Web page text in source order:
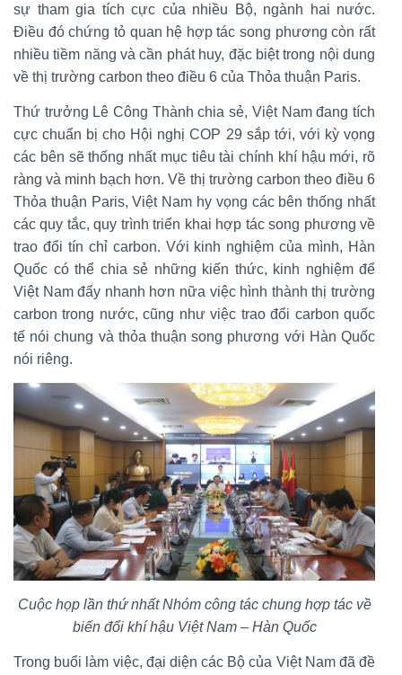
sự tham gia tích cực của nhiều Bộ, ngành hai nước.
Điều đó chứng tỏ quan hệ hợp tác song phương còn rất
nhiều tiềm năng và cần phát huy, đặc biệt trong nội dung
về thị trường carbon theo điều 6 của Thỏa thuận Paris.
Thứ trưởng Lê Công Thành chia sẻ, Việt Nam đang tích
cực chuẩn bị cho Hội nghị COP 29 sắp tới, với kỳ vọng
các bên sẽ thống nhất mục tiêu tài chính khí hậu mới, rõ
ràng và minh bạch hơn. Về thị trường carbon theo điều 6
Thỏa thuận Paris, Việt Nam hy vọng các bên thống nhất
các quy tắc, quy trình triển khai hợp tác song phương về
trao đổi tín chỉ carbon. Với kinh nghiệm của mình, Hàn
Quốc có thể chia sẻ những kiến thức, kinh nghiệm để
Việt Nam đẩy nhanh hơn nữa việc hình thành thị trường
carbon trong nước, cũng như việc trao đổi carbon quốc
tế nói chung và thỏa thuận song phương với Hàn Quốc
nói riêng.
Cuộc họp lần thứ nhất Nhóm công tác chung hợp tác về
biến đổi khí hậu Việt Nam – Hàn Quốc
Trong buổi làm việc, đại diện các Bộ của Việt Nam đã đề